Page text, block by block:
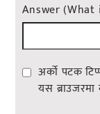
Answer (What
अर्को पटक
यस